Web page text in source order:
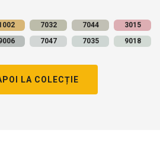
7032 7044
3015
7047 7035 9018
LA COLECȚIE